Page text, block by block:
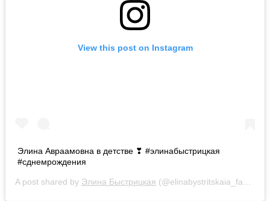
View this post on Instagram
Элина Авраамовна в детстве ❣ #элинабыстрицкая
#сднемрождения
A post shared by Элина Быстрицкая (@elinabystritskaia_fan) on